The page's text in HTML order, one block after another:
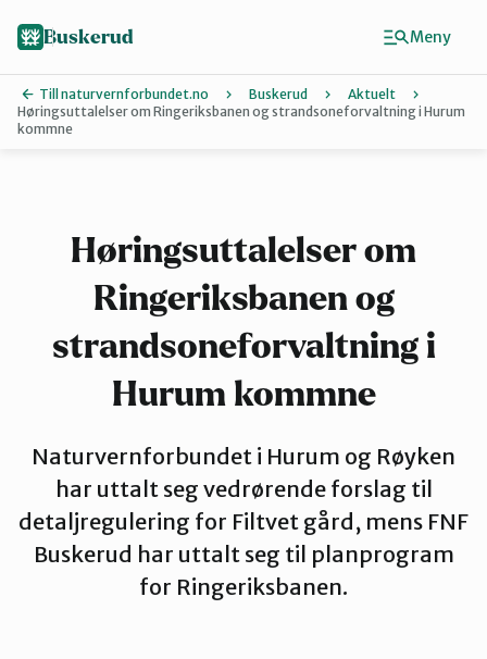
Hallingdal
Hole og Ringerike
Kongsberg
Lier
Numedal
Buskerud
Till naturvernforbundet.no Buskerud
Aktuelt
Høringsuttalelser om Ringeriksbanen og strandsoneforvaltning i Hurum
kommne
Høringsuttalelser om
Ringeriksbanen og
strandsoneforvaltning i
Hurum kommne
Naturvernforbundet i Hurum og Røyken
har uttalt seg vedrørende forslag til
detaljregulering for Filtvet gård, mens FNF
Buskerud har uttalt seg til planprogram
for Ringeriksbanen.